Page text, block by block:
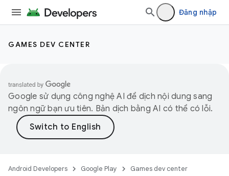
Đăng nhập
GAMES DEV CENTER
Google sử dụng công nghệ AI để dịch nội dung sang
ngôn ngữ bạn ưu tiên. Bản dịch bằng AI có thể có lỗi.
Android Developers Google Play
Games dev center